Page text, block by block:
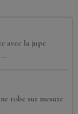
avec la jupe
robe sur mesure